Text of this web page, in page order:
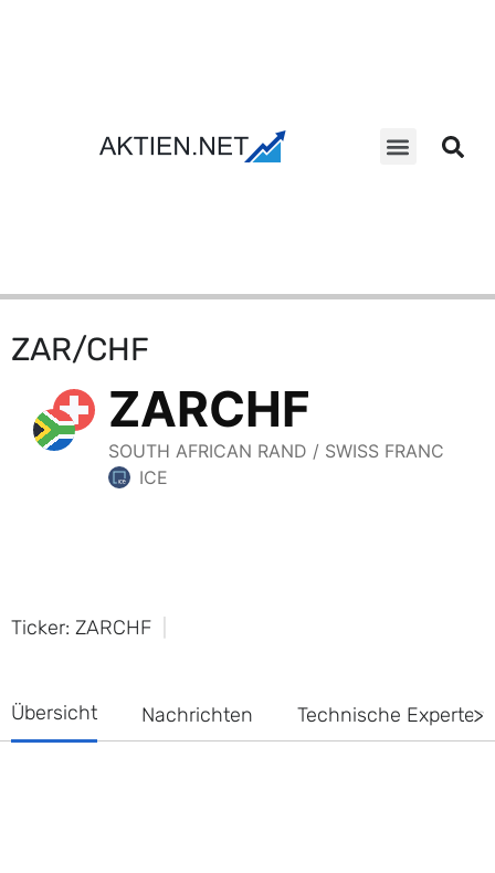
ZAR/CHF
Ticker: ZARCHF
Übersicht Nachrichten Technische